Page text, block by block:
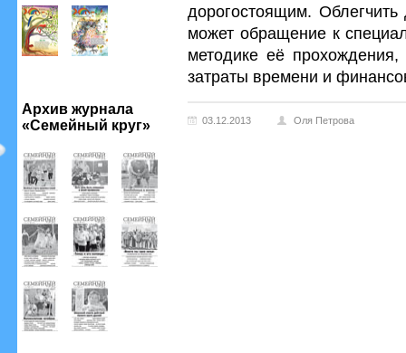
Архив журнала
«Семейный круг»
дорогостоящим.
может обращение к
методике её
затраты времени и
03.12.2013 Оля Петрова